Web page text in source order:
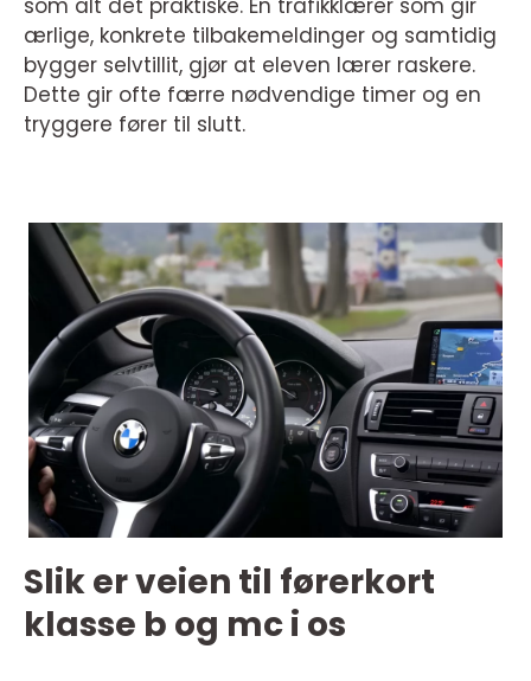
som alt det praktiske. En trafikklærer som gir
ærlige, konkrete tilbakemeldinger og samtidig
bygger selvtillit, gjør at eleven lærer raskere.
Dette gir ofte færre nødvendige timer og en
tryggere fører til slutt.
Slik er veien til førerkort
klasse b og mc i os